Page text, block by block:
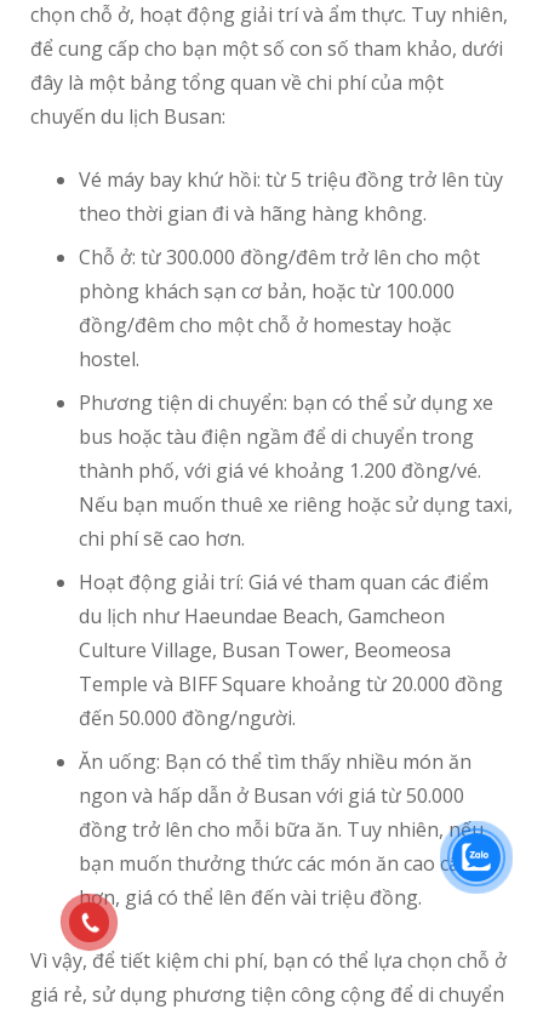
chọn chỗ ở, hoạt động giải trí và ẩm thực. Tuy nhiên,
để cung cấp cho bạn một số con số tham khảo, dưới
đây là một bảng tổng quan về chi phí của một
chuyến du lịch Busan:
Vé máy bay khứ hồi: từ 5 triệu đồng trở lên tùy
theo thời gian đi và hãng hàng không.
Chỗ ở: từ 300.000 đồng/đêm trở lên cho một
phòng khách sạn cơ bản, hoặc từ 100.000
đồng/đêm cho một chỗ ở homestay hoặc
hostel.
Phương tiện di chuyển: bạn có thể sử dụng xe
bus hoặc tàu điện ngầm để di chuyển trong
thành phố, với giá vé khoảng 1.200 đồng/vé.
Nếu bạn muốn thuê xe riêng hoặc sử dụng taxi,
chi phí sẽ cao hơn.
Hoạt động giải trí: Giá vé tham quan các điểm
du lịch như Haeundae Beach, Gamcheon
Culture Village, Busan Tower, Beomeosa
Temple và BIFF Square khoảng từ 20.000 đồng
đến 50.000 đồng/người.
Ăn uống: Bạn có thể tìm thấy nhiều món ăn
ngon và hấp dẫn ở Busan với giá từ 50.000
đồng trở lên cho mỗi bữa ăn. Tuy nhiên, nếu
bạn muốn thưởng thức các món ăn cao cấp
hơn, giá có thể lên đến vài triệu đồng.
Vì vậy, để tiết kiệm chi phí, bạn có thể lựa chọn chỗ ở
giá rẻ, sử dụng phương tiện công cộng để di chuyển